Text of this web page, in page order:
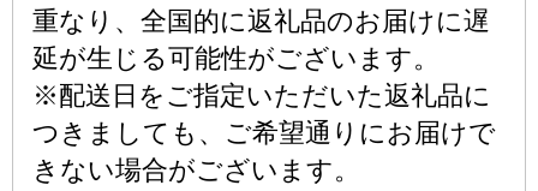
重なり、全国的に返礼品のお届けに遅
延が生じる可能性がございます。
※配送日をご指定いただいた返礼品に
つきましても、ご希望通りにお届けで
きない場合がございます。